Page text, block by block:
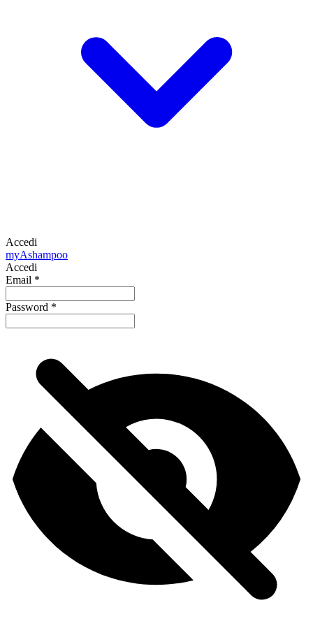
Accedi
myAshampoo
Accedi
Email *
Password *